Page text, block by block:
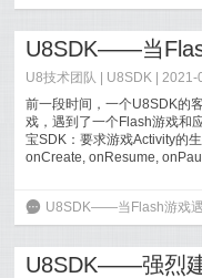
U8SDK——当
U8技术团队 U8SDK |
前一段时间，一个U8SDK的
戏，遇到了一个Flash游戏和
宝SDK：要求游戏Activity的
onCreate, onResume,
6 U8SDK——当Flash游戏
U8SDK——强烈